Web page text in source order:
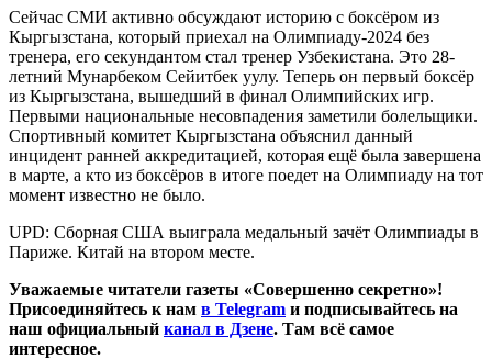
Сейчас СМИ активно обсуждают историю с боксёром из
Кыргызстана, который приехал на Олимпиаду-2024 без
тренера, его секундантом стал тренер Узбекистана. Это 28-
летний Мунарбеком Сейитбек уулу. Теперь он первый боксёр
из Кыргызстана, вышедший в финал Олимпийских игр.
Первыми национальные несовпадения заметили болельщики.
Спортивный комитет Кыргызстана объяснил данный
инцидент ранней аккредитацией, которая ещё была завершена
в марте, а кто из боксёров в итоге поедет на Олимпиаду на тот
момент известно не было.
UPD: Сборная США выиграла медальный зачёт Олимпиады в
Париже. Китай на втором месте.
Уважаемые читатели газеты «Совершенно секретно»!
Присоединяйтесь к нам в Telegram и подписывайтесь на
наш официальный канал в Дзене. Там всё самое
интересное.